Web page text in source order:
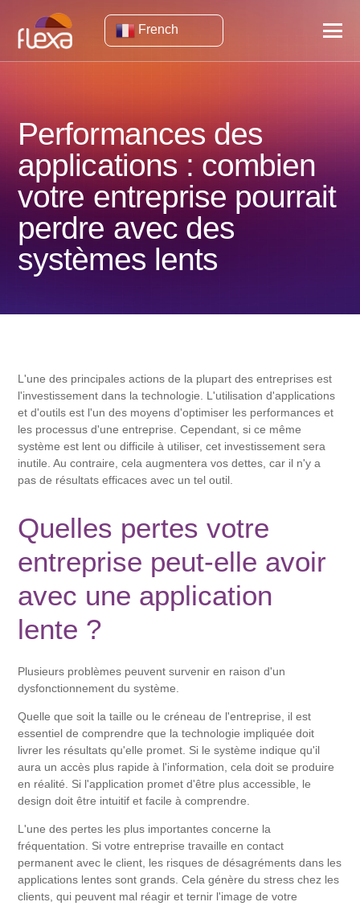
French
Performances des
applications : combien
votre entreprise pourrait
perdre avec des
systèmes lents
L'une des principales actions de la plupart des entreprises est
l'investissement dans la technologie. L'utilisation d'applications
et d'outils est l'un des moyens d'optimiser les performances et
les processus d'une entreprise. Cependant, si ce même
système est lent ou difficile à utiliser, cet investissement sera
inutile. Au contraire, cela augmentera vos dettes, car il n'y a
pas de résultats efficaces avec un tel outil.
Quelles pertes votre
entreprise peut-elle avoir
avec une application
lente ?
Plusieurs problèmes peuvent survenir en raison d'un
dysfonctionnement du système.
Quelle que soit la taille ou le créneau de l'entreprise, il est
essentiel de comprendre que la technologie impliquée doit
livrer les résultats qu'elle promet. Si le système indique qu'il
aura un accès plus rapide à l'information, cela doit se produire
en réalité. Si l'application promet d'être plus accessible, le
design doit être intuitif et facile à comprendre.
L'une des pertes les plus importantes concerne la
fréquentation. Si votre entreprise travaille en contact
permanent avec le client, les risques de désagréments dans les
applications lentes sont grands. Cela génère du stress chez les
clients, qui peuvent mal réagir et ternir l'image de votre